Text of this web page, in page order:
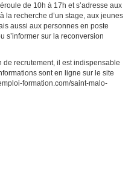
de 10h à 17h et s’adresse aux
la recherche d’un stage, aux jeunes
aussi aux personnes en poste
s’informer sur la reconversion
recrutement, il est indispensable
sont en ligne sur le site
formation.com/saint-malo-